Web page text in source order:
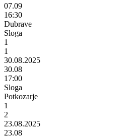
07.09
16:30
Dubrave
Sloga
1
1
30.08.2025
30.08
17:00
Sloga
Potkozarje
1
2
23.08.2025
23.08